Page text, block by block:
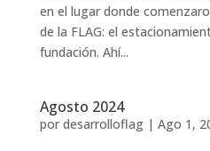
en el lugar donde
de la FLAG: el
fundación. Ahí...
Agosto 2024
por desarrolloflag| Ago 1,